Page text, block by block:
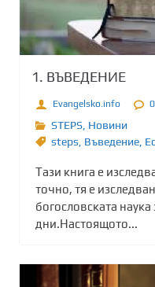
1. ВЪВЕДЕНИЕ
Evangelsko.info 0
STEPS Новини
steps Въведение
Тази книга е
точно, тя е
богословската
дни.Настоящото...